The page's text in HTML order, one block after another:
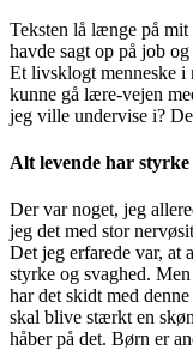
Teksten lå længe på
havde sagt op på job
Et livsklogt menneske i
kunne gå lære-vejen
jeg ville undervise i?
Alt levende har styrke
Der var noget, jeg
jeg det med stor
Det jeg erfarede var, at
styrke og svaghed.
har det skidt med
skal blive stærkt en
håber på det. Børn er